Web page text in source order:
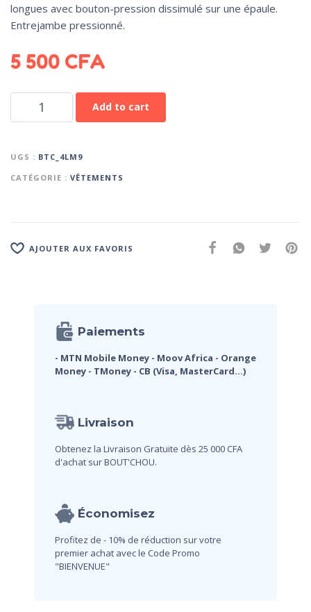
longues avec bouton-pression dissimulé sur une épaule.
Entrejambe pressionné.
5 500 CFA
Add to cart
UGS : BTC_4LM9
CATÉGORIE : VÊTEMENTS
AJOUTER AUX FAVORIS
Paiements
- MTN Mobile Money - Moov Africa - Orange
Money - TMoney - CB (Visa, MasterCard...)
Livraison
Obtenez la Livraison Gratuite dès 25 000 CFA
d'achat sur BOUT'CHOU.
Économisez
Profitez de - 10% de réduction sur votre
premier achat avec le Code Promo
"BIENVENUE"